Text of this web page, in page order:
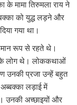
के मामा तिरुमला राय ने
को युद्ध लड़ने और
गया था।
रूप से रहते थे।
के लोग थे। लोककथाओं
उनकी प्रजा उन्हें बहुत
अब्बक्का लड़ाई में
उनकी अच्छाइयों और